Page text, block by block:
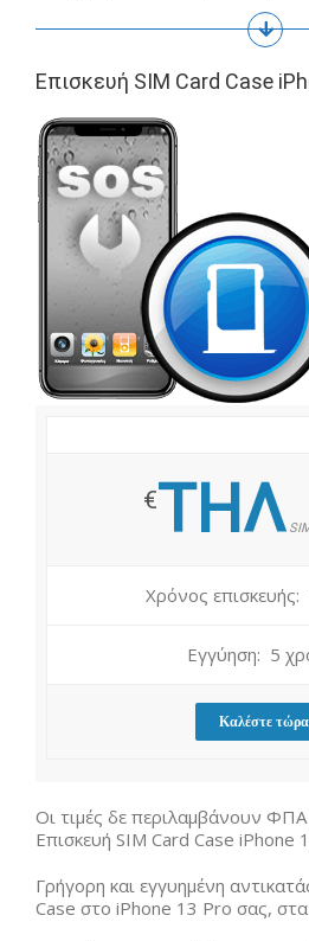
Επισκευή SIM Card Case
€ΤΗΛ
Χρόνος
Εγγύηση: 5
Καλέστε
Οι τιμές δε περιλαμβάνουν
Επισκευή SIM Card Case iPhone
Γρήγορη και εγγυημένη
Case στο iPhone 13 Pro σας,